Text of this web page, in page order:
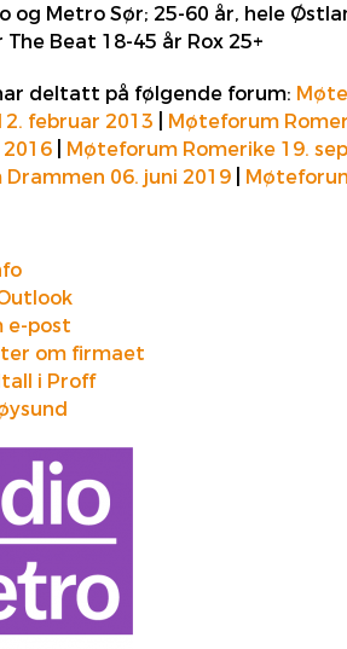
og Metro Sør; 25-60 år, hele
Beat 18-45 år Rox 25+
deltatt på følgende forum:
februar 2013
Møteforum
Møteforum Romerike 19.
06. juni 2019
e-post
om firmaet
i Proff